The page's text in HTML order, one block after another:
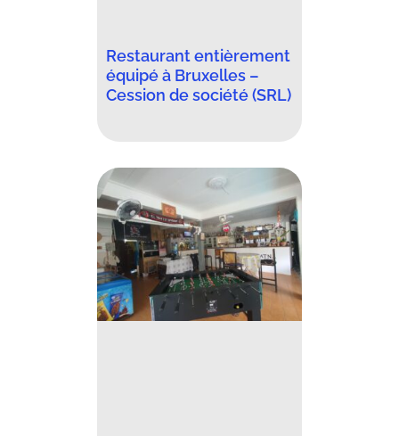
Restaurant entièrement
équipé à Bruxelles –
Cession de société (SRL)